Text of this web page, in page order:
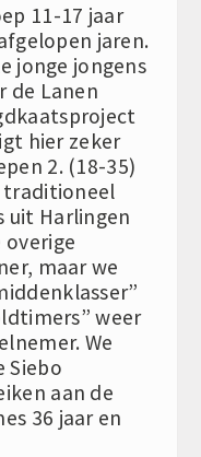
11-17 jaar
jaren.
jonge jongens
de Lanen
hier zeker
2. (18-35)
traditioneel
uit Harlingen
overige
maar we
weer
We
Siebo
aan de
36 jaar en